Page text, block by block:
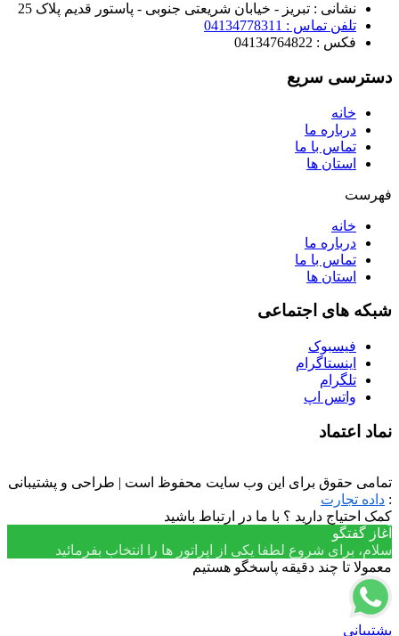
نشانی : تبریز - خیابان شریعتی جنوبی - پاستور قدیم پلاک 25
تلفن تماس : 04134778311
فکس : 04134764822
دسترسی سریع
خانه
درباره ما
تماس با ما
استان ها
فهرست
خانه
درباره ما
تماس با ما
استان ها
شبکه های اجتماعی
فیسبوک
اینستاگرام
تلگرام
واتس اپ
نماد اعتماد
تمامی حقوق برای این وب سایت محفوظ است | طراحی و پشتیبانی
: داده تجارت
کمک احتیاج دارید ؟ با ما در ارتباط باشید
آغاز گفتگو
سلام، برای شروع لطفا یکی از اپراتور ها را انتخاب بفرمائید
معمولا تا چند دقیقه پاسخگو هستیم
پشتیبانی